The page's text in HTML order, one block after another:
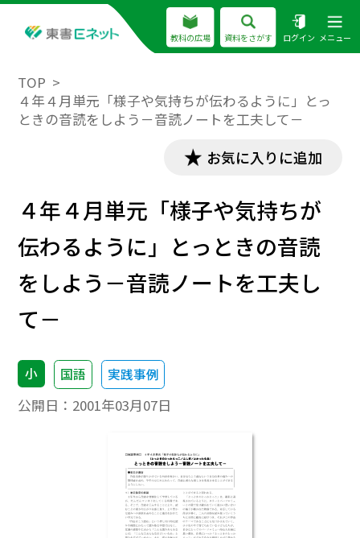
教科の広場 資料をさがす ログイン メニュー
TOP
４年４月単元「様子や気持ちが伝わるように」とっ
ときの音読をしよう－音読ノートを工夫して－
お気に入りに追加
４年４月単元「様子や気持ちが
伝わるように」とっときの音読
をしよう－音読ノートを工夫し
て－
小 国語 実践事例
公開日： 2001年03月07日